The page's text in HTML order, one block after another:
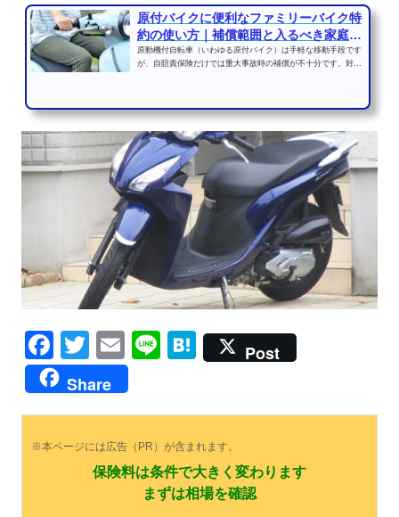
原付バイクに便利なファミリーバイク特
約の使い方｜補償範囲と入るべき家庭の
条件
原動機付自転車（いわゆる原付バイク）は手軽な移動手段です
が、自賠責保険だけでは重大事故時の補償が不十分です。対
Facebook
TwitterEmailLineHatena
Post
Share
※本ページには広告（PR）が含まれます。
保険料は条件で大きく変わります
まずは相場を確認